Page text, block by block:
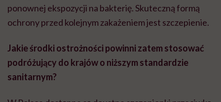
ponownej ekspozycji na bakterię. Skuteczną formą
ochrony przed kolejnym zakażeniem jest szczepienie.
Jakie środki ostrożności powinni zatem stosować
podróżujący do krajów o niższym standardzie
sanitarnym?